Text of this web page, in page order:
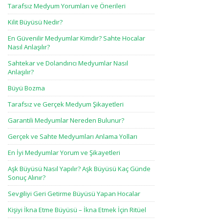
Tarafsız Medyum Yorumları ve Önerileri
Kilit Büyüsü Nedir?
En Güvenilir Medyumlar Kimdir? Sahte Hocalar
Nasıl Anlaşılır?
Sahtekar ve Dolandırıcı Medyumlar Nasıl
Anlaşılır?
Büyü Bozma
Tarafsız ve Gerçek Medyum Şikayetleri
Garantili Medyumlar Nereden Bulunur?
Gerçek ve Sahte Medyumları Anlama Yolları
En İyi Medyumlar Yorum ve Şikayetleri
Aşk Büyüsü Nasıl Yapılır? Aşk Büyüsü Kaç Günde
Sonuç Alınır?
Sevgiliyi Geri Getirme Büyüsü Yapan Hocalar
Kişiyi İkna Etme Büyüsü – İkna Etmek İçin Ritüel